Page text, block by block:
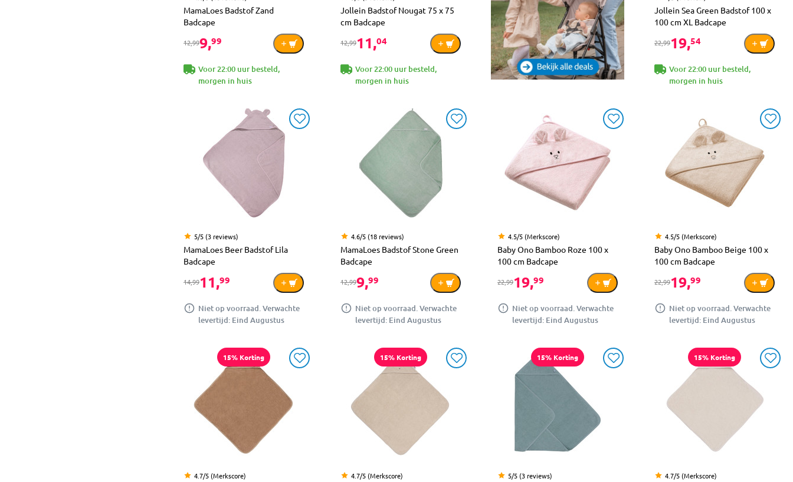
MamaLoes Badstof Zand
Badcape
12,999,99
Voor 22:00 uur besteld,
morgen in huis
Jollein Badstof Nougat 75 x 75
cm Badcape
12,9911,04
Voor 22:00 uur besteld,
morgen in huis
Jollein Sea Green Badstof 100 x
100 cm XL Badcape
22,9919,54
Voor 22:00 uur besteld,
morgen in huis
5/5 (3 reviews)
MamaLoes Beer Badstof Lila
Badcape
14,9911,99
Niet op voorraad. Verwachte
levertijd: Eind Augustus
4.6/5 (18 reviews)
MamaLoes Badstof Stone Green
Badcape
12,999,99
Niet op voorraad. Verwachte
levertijd: Eind Augustus
4.5/5 (Merkscore)
Baby Ono Bamboo Roze 100 x
100 cm Badcape
22,9919,99
Niet op voorraad. Verwachte
levertijd: Eind Augustus
4.5/5 (Merkscore)
Baby Ono Bamboo Beige 100 x
100 cm Badcape
22,9919,99
Niet op voorraad. Verwachte
levertijd: Eind Augustus
15% Korting
4.7/5 (Merkscore)
15% Korting
4.7/5 (Merkscore)
15% Korting
5/5 (3 reviews)
15% Korting
4.7/5 (Merkscore)